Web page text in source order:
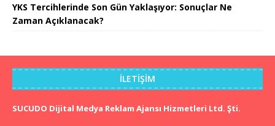
YKS Tercihlerinde Son Gün Yaklaşıyor: Sonuçlar Ne
Zaman Açıklanacak?
İLETIŞIM
SUCUDO Dijital Medya Reklam Ajansı Hizmetleri Ltd. Şti.